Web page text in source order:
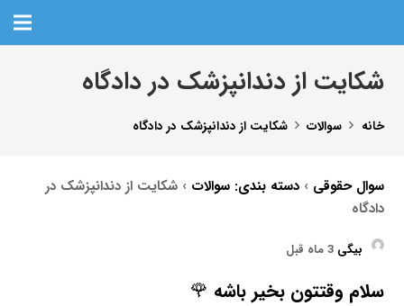
شکایت از دندانپزشک در دادگاه
خانه سوالات شکایت از دندانپزشک در دادگاه
سوال حقوقی ›دسته بندی: سوالات ›شکایت از دندانپزشک در
دادگاه
بیگی 3 ماه قبل
سلام وقتتون بخیر باشه 🌹